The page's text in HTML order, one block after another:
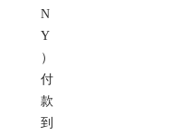
N
Y
）
付
款
到